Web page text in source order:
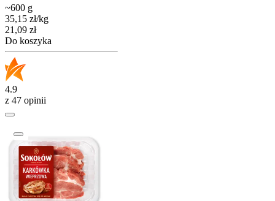
~600 g
35,15 zł/kg
Cena
21,09 zł
Do koszyka
4.9
z 47 opinii